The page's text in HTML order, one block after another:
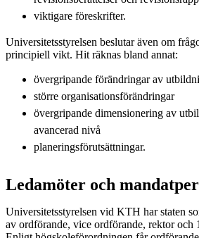
viktigare föreskrifter.
Universitetsstyrelsen beslutar även om
principiell vikt. Hit räknas bland annat:
övergripande förändringar av
större organisationsförändringar
övergripande dimensionering av
avancerad nivå
planeringsförutsättningar.
Ledamöter och
Universitetsstyrelsen vid KTH har staten
av ordförande, vice ordförande, rektor och